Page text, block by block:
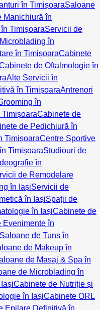
în TimișoaraSaloane
Manichiură în
TimișoaraServicii de
în
în TimișoaraCabinete
de Oftalmologie în
Alte Servicii în
în TimișoaraAntrenori
în
Cabinete de
de Pedichiură în
TimișoaraCentre Sportive
TimișoaraStudiouri de
în
de Remodelare
în IașiServicii de
în IașiSpații de
în IașiCabinete de
Evenimente în
Saloane de Tuns în
de Makeup în
de Masaj & Spa în
de Microblading în
Cabinete de Nutriție și
în IașiCabinete ORL